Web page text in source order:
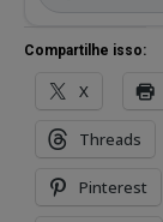
Compartilhe isso:
X
Threads
Pinterest